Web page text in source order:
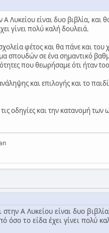
Α Λυκείου είναι δυο βιβλία,
γίνει πολύ καλή δουλειά.
φέτος και θα πάνε και
σπουδών σε ένα σημαντικό
που θεωρήσαμε ότι ήταν
και επιλογής και το
οδηγίες και την κατανομή των
στην Α Λυκείου είναι δυο
όσο το είδα έχει γίνει πολύ